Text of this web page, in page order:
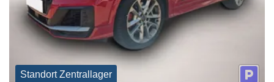
Standort Zentrallager